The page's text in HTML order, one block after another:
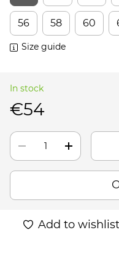
56 58 60
Size guide
In stock
€54
Add to wishlist